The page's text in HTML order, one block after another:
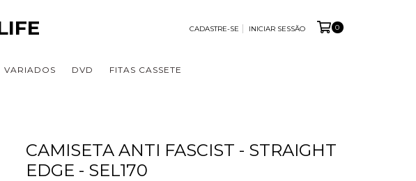
CADASTRE-SE INICIAR SESSÃO 0
VARIADOS DVD FITAS CASSETE
CAMISETA ANTI FASCIST - STRAIGHT
EDGE - SEL170